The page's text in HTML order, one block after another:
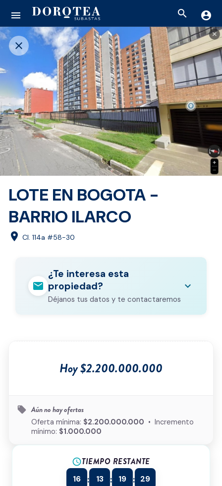
menu search account_circle
close
LOTE EN BOGOTA -
BARRIO ILARCO
location_on Cl. 114a #58-30
mail
¿Te interesa esta
propiedad?
Déjanos tus datos y te contactaremos
expand_more
Tipo de inmueble *
¿Cómo podemos ayudarte?
Hoy $2.200.000.000
local_offer Aún no hay ofertas
Oferta mínima: $2.200.000.000 • Incremento
mínimo: $1.000.000
scheduleTIEMPO RESTANTE
16 : 13 : 19 : 29